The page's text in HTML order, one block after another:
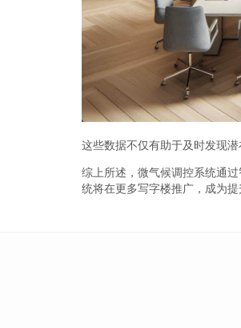
这些数据不仅有助于及时发现
综上所述，微气候调控系统通
统将在更多写字楼推广，成为提